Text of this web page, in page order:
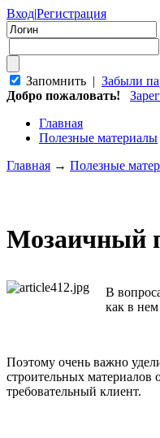
Вход|Регистрация
Запомнить | Забыли
Добро пожаловать!
Главная
Полезные материалы
Главная → Полезные
Мозаичный
В
как в нем
Поэтому очень важно
строительных материалов
требовательный клиент.